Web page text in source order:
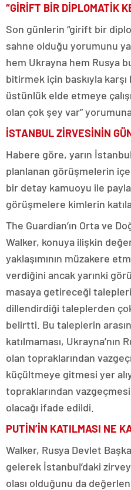
“GİRİFT BİR DİPLOMATİK
Son günlerin “girift bir
sahne olduğu yorumunu
hem Ukrayna hem Rusya
bitirmek için baskıyla karşı
üstünlük elde etmeye
olan çok şey var”
İSTANBUL ZİRVESİNİN
Habere göre, yarın
planlanan görüşmelerin
bir detay kamuoyu ile
görüşmelere kimlerin
The Guardian’ın Orta ve
Walker, konuya ilişkin
yaklaşımının müzakere
verdiğini ancak yarınki
masaya getireceği
dillendirdiği taleplerden
belirtti. Bu taleplerin
katılmaması, Ukrayna’nın
olan topraklarından
küçültmeye gitmesi yer
topraklarından
olacağı ifade edildi.
PUTİN’İN KATILMASI NE
Walker, Rusya Devlet
gelerek İstanbul’daki
olası olduğunu da